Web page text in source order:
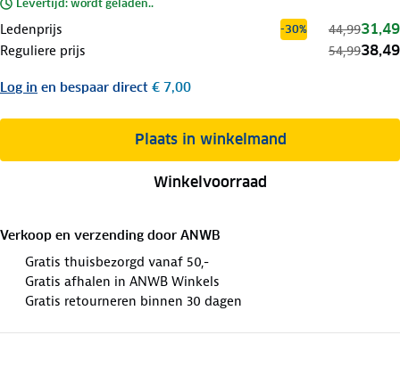
Levertijd: wordt geladen..
Ledenprijs -30% 44,9931,49
Reguliere prijs 54,9938,49
Log in en bespaar direct € 7,00
Plaats in winkelmand
Winkelvoorraad
Verkoop en verzending door ANWB
Gratis thuisbezorgd vanaf 50,-
Gratis afhalen in ANWB Winkels
Gratis retourneren binnen 30 dagen